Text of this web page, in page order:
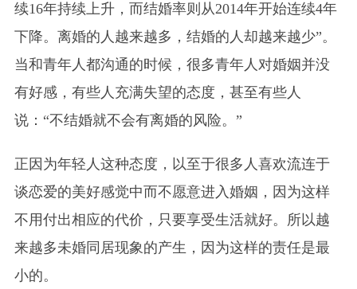
续16年持续上升，而结婚率则从2014年开始连续4年
下降。离婚的人越来越多，结婚的人却越来越少”。
当和青年人都沟通的时候，很多青年人对婚姻并没
有好感，有些人充满失望的态度，甚至有些人
说：“不结婚就不会有离婚的风险。”
正因为年轻人这种态度，以至于很多人喜欢流连于
谈恋爱的美好感觉中而不愿意进入婚姻，因为这样
不用付出相应的代价，只要享受生活就好。所以越
来越多未婚同居现象的产生，因为这样的责任是最
小的。